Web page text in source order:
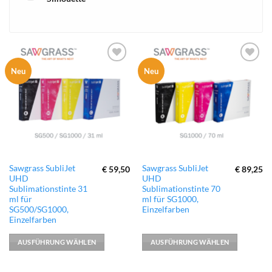
Neu
Wunschliste
hinzufügen
Sawgrass SubliJet
UHD
Sublimationstinte 31
ml für
SG500/SG1000,
Einzelfarben
€59,50
AUSFÜHRUNG WÄHLEN
Dieses
Produkt
weist
mehrere
Varianten
Die
Neu
Wunschliste
hinzufügen
Sawgrass SubliJet
UHD
Sublimationstinte 70
ml für SG1000,
Einzelfarben
€89,25
AUSFÜHRUNG WÄHLEN
Dieses
Produkt
weist
mehrere
Die